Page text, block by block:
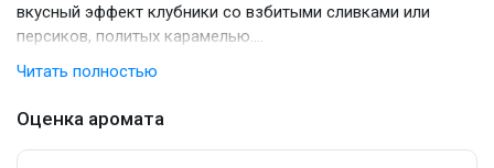
вкусный эффект клубники со взбитыми сливками или
персиков, политых карамелью.
Легкий свежий флёр из розы, жасмина и нарцисса не дает
Я могу сравнить парфюм с таким хитом, как Good Girl Gone
Bad. Только этот аромат – без ярких табачных акцентов,
как у Килиана.
Читать полностью
Оценка аромата